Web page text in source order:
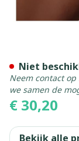
€ 30,20
Niet
Neem contact
we samen de
Bekijk alle